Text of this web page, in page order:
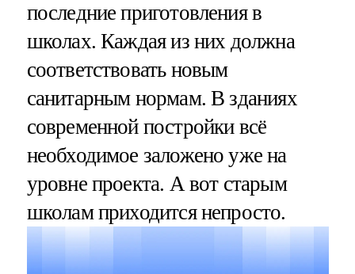
последние приготовления в
школах. Каждая из них должна
соответствовать новым
санитарным нормам. В зданиях
современной постройки всё
необходимое заложено уже на
уровне проекта. А вот старым
школам приходится непросто.